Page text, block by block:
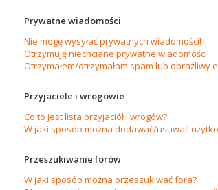
Prywatne wiadomości
Nie mogę wysyłać prywatnych wiadomości!
Otrzymuję niechciane prywatne wiadomości!
Otrzymałem/otrzymałam spam lub obraźliwy
Przyjaciele i wrogowie
Co to jest lista przyjaciół i wrogów?
W jaki sposób można dodawać/usuwać
Przeszukiwanie forów
W jaki sposób można przeszukiwać fora?